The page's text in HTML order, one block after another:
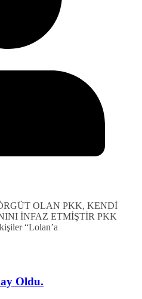
OLAN PKK, KENDİ
İNFAZ ETMİŞTİR PKK
“Lolan’a
Oldu.